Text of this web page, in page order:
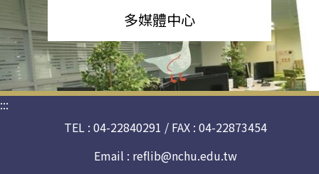
多媒體中心
:::
TEL : 04-22840291 / FAX : 04-22873454
Email : reflib@nchu.edu.tw